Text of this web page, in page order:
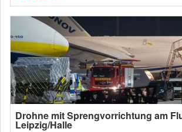
Drohne mit Sprengvorrichtung am
Leipzig/Halle